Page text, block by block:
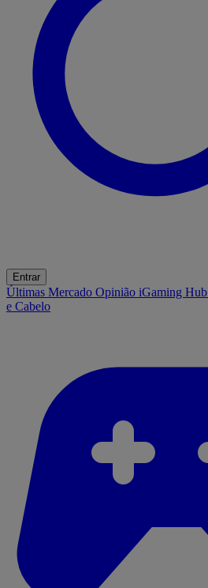
Entrar
Últimas Mercado Opinião iGaming Hub
e Cabelo